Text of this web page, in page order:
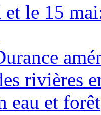
le 15
rivières
eau et forêt